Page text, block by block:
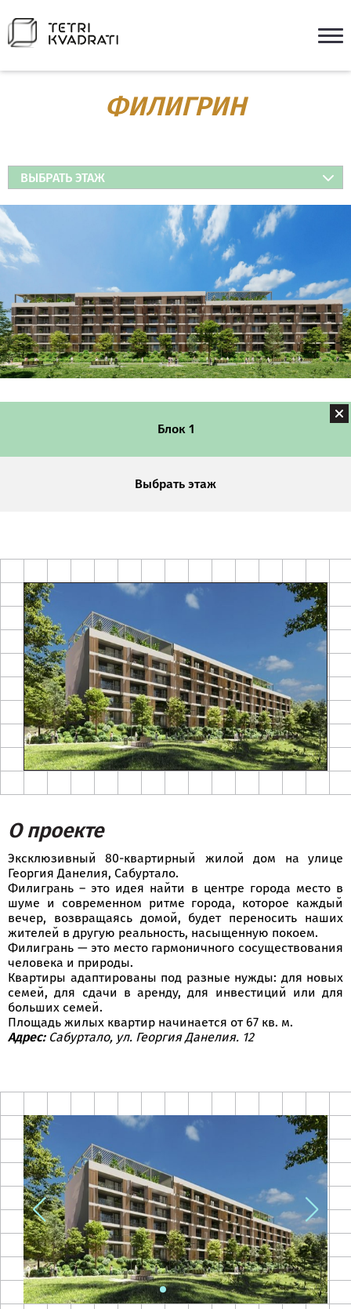
ФИЛИГРИН
ВЫБРАТЬ ЭТАЖ
Блок 1
Выбрать этаж
О проекте
Эксклюзивный 80-квартирный жилой дом на улице
Георгия Данелия, Сабуртало.
Филигрань – это идея найти в центре города место в
шуме и современном ритме города, которое каждый
вечер, возвращаясь домой, будет переносить наших
жителей в другую реальность, насыщенную покоем.
Филигрань — это место гармоничного сосуществования
человека и природы.
Квартиры адаптированы под разные нужды: для новых
семей, для сдачи в аренду, для инвестиций или для
больших семей.
Площадь жилых квартир начинается от 67 кв. м.
Адрес:Сабуртало, ул. Георгия Данелия. 12